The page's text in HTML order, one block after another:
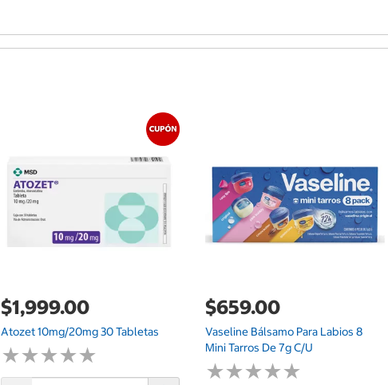
$1,999.00
Atozet 10mg/20mg 30 Tabletas
★★★★★
★★★★★
$659.00
Vaseline Bálsamo Para Labios 8
Mini Tarros De 7g C/u
★★★★★
★★★★★